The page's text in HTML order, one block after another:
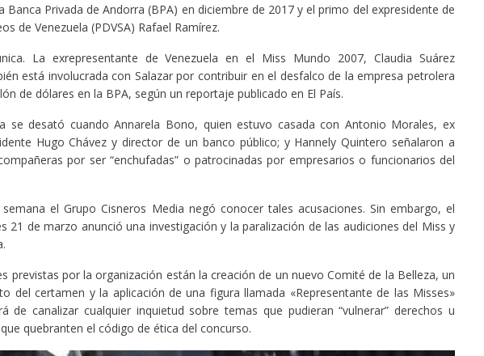
Banca Privada de Andorra (BPA) en diciembre de 2017 y el primo del expresidente de
de Venezuela (PDVSA) Rafael Ramírez.
La exrepresentante de Venezuela en el Miss Mundo 2007, Claudia Suárez
está involucrada con Salazar por contribuir en el desfalco de la empresa petrolera
de dólares en la BPA, según un reportaje publicado en El País.
se desató cuando Annarela Bono, quien estuvo casada con Antonio Morales, ex
Hugo Chávez y director de un banco público; y Hannely Quintero señalaron a
por ser “enchufadas” o patrocinadas por empresarios o funcionarios del
el Grupo Cisneros Media negó conocer tales acusaciones. Sin embargo, el
21 de marzo anunció una investigación y la paralización de las audiciones del Miss y
previstas por la organización están la creación de un nuevo Comité de la Belleza, un
del certamen y la aplicación de una figura llamada «Representante de las Misses»
de canalizar cualquier inquietud sobre temas que pudieran “vulnerar” derechos u
quebranten el código de ética del concurso.